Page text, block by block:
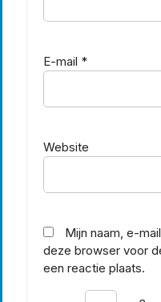
E-mail *
Website
Mijn naam, e-
deze browser voor
een reactie plaats.